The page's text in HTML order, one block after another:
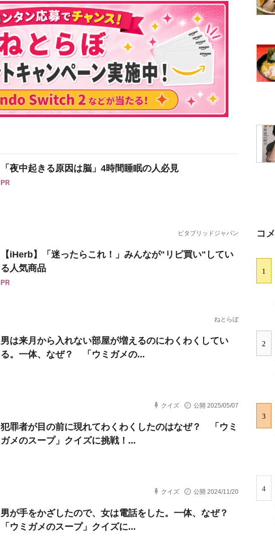
「夜中起きる原因は脳」4時間睡眠の人必見
PR
ビタブリッドジャパン
【iHerb】「迷ったらこれ！」みんなが"リピ買い"してい
る人気商品
PR
ねとらぼ
男は来月から入れない部屋が増えるのにわくわくしてい
る。一体、なぜ？ 「ウミガメの...
クイズ 公開 2025/05/07
犯罪者が目の前に現れてわくわくしたのはなぜ？ 「ウミ
ガメのスープ」クイズに挑戦！...
クイズ 公開 2024/11/20
男が手をかざしたので、女は電話をした。一体、なぜ？
「ウミガメのスープ」クイズに...
コ
1
2
3
4